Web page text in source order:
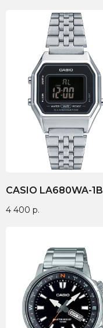
CASIO LA680WA-1B
4 400 р.